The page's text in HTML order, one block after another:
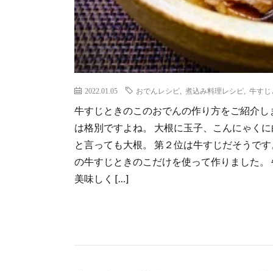
2022.01.05 おでんレシピ 煮込み料理レシピ 牛すじ
牛すじときのこのおでんの作り方をご紹介
は格別ですよね。 大根に玉子、こんにゃく
と言っても大根。 第２位は牛すじだそうで
の牛すじときのこだけを使って作りました
美味しく […]